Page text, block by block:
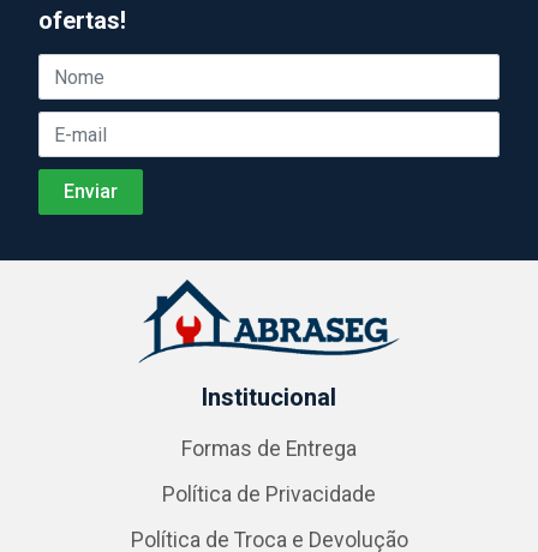
ofertas!
Institucional
Formas de Entrega
Política de Privacidade
Política de Troca e Devolução